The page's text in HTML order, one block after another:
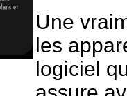
Une
les
logiciel